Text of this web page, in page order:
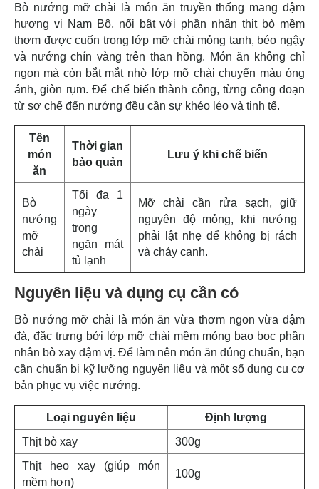
Bò nướng mỡ chài là món ăn truyền thống mang đậm
hương vị Nam Bộ, nổi bật với phần nhân thịt bò mềm
thơm được cuốn trong lớp mỡ chài mỏng tanh, béo ngậy
và nướng chín vàng trên than hồng. Món ăn không chỉ
ngon mà còn bắt mắt nhờ lớp mỡ chài chuyển màu óng
ánh, giòn rụm. Để chế biến thành công, từng công đoạn
từ sơ chế đến nướng đều cần sự khéo léo và tinh tế.
Tên
món
ăn
Thời gian
bảo quản
Lưu ý khi chế biến
Bò
nướng
mỡ
chài
Tối đa 1
ngày
trong
ngăn mát
tủ lạnh
Mỡ chài cần rửa sạch, giữ
nguyên độ mỏng, khi nướng
phải lật nhẹ để không bị rách
và cháy cạnh.
Nguyên liệu và dụng cụ cần có
Bò nướng mỡ chài là món ăn vừa thơm ngon vừa đậm
đà, đặc trưng bởi lớp mỡ chài mềm mỏng bao bọc phần
nhân bò xay đậm vị. Để làm nên món ăn đúng chuẩn, bạn
cần chuẩn bị kỹ lưỡng nguyên liệu và một số dụng cụ cơ
bản phục vụ việc nướng.
Loại nguyên liệu
Định lượng
Thịt bò xay
300g
Thịt heo xay (giúp món
mềm hơn)
100g